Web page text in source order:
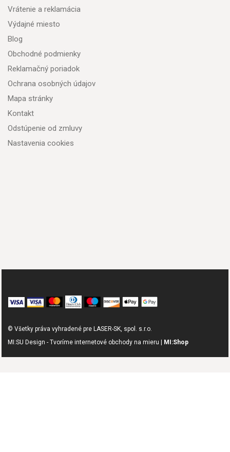
Vrátenie a reklamácia
Výdajné miesto
Blog
Obchodné podmienky
Reklamačný poriadok
Ochrana osobných údajov
Mapa stránky
Kontakt
Odstúpenie od zmluvy
Nastavenia cookies
© Všetky práva vyhradené pre LASER-SK, spol. s.r.o.
MI:SU Design - Tvoríme internetové obchody na mieru |
MI:Shop